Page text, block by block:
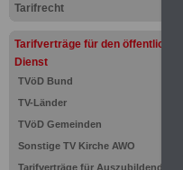
Tarifrecht
Tarifverträge für den öffentlichen
Dienst
TVöD Bund
TV-Länder
TVöD Gemeinden
Sonstige TV Kirche AWO
Tarifverträge für Auszubildende